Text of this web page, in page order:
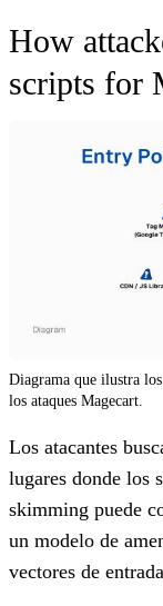
How
scripts for
Diagrama que ilustra
los ataques Magecart.
Los atacantes
lugares donde los
skimming puede
un modelo de
vectores de